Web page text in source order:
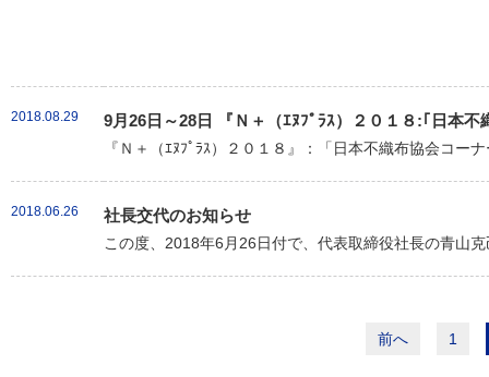
2018.08.29 9月26日～28日 『Ｎ＋（ｴﾇﾌﾟﾗｽ）２０１８:｢日本
『Ｎ＋（ｴﾇﾌﾟﾗｽ）２０１８』：「日本不織布協会コー
2018.06.26 社長交代のお知らせ
この度、2018年6月26日付で、代表取締役社長の青山
前へ 1